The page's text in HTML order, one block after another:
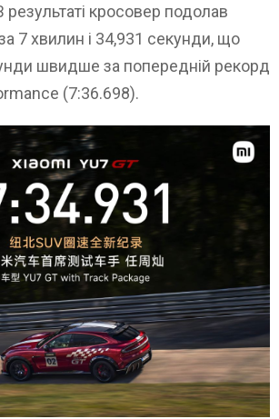
результаті кросовер подолав
7 хвилин і 34,931 секунди, що
швидше за попередній рекорд
(7:36.698).